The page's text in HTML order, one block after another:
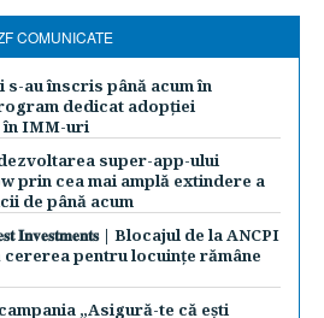
COMUNICATE
s-au înscris până acum în
dedicat adopției
IMM-uri
super-app-ului
prin cea mai amplă extindere a
de până acum
𝐈𝐧𝐯𝐞𝐬𝐭𝐦𝐞𝐧𝐭𝐬 | Blocajul de la ANCPI
pentru locuințe rămâne
„Asigură-te că ești